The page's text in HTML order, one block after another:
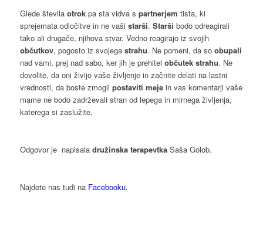
Glede števila otrokpa sta vidva s partnerjem tista, ki
sprejemata odločitve in ne vaši starši. Starši bodo odreagirali
tako ali drugače, njihova stvar. Vedno reagirajo iz svojih
občutkov, pogosto iz svojega strahu. Ne pomeni, da so obupali
nad vami, prej nad sabo, ker jih je prehitel občutek strahu. Ne
dovolite, da oni živijo vaše življenje in začnite delati na lastni
vrednosti, da boste zmogli postaviti mejein vas komentarji vaše
mame ne bodo zadrževali stran od lepega in mirnega življenja,
katerega si zaslužite.
Odgovor je napisala družinska terapevtkaSaša Golob.
Najdete nas tudi na Facebooku.